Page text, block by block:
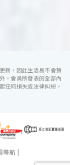
新，因此生活易不會預
，會員所發表的全部內
任何損失或法律糾紛，
導航 |